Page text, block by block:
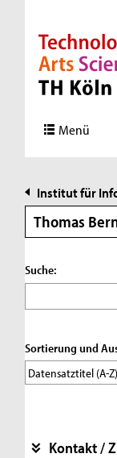
Direkt zur
Direkt zur
Direkt zum
Direkt zum
Menü
Institut für
Thomas
Suche:
Sortierung und
Kontakt /